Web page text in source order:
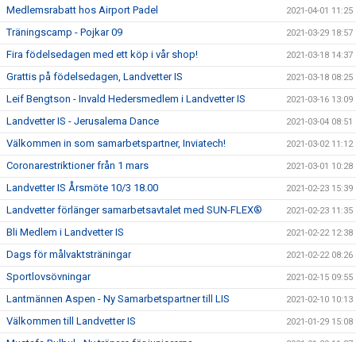
Medlemsrabatt hos Airport Padel 2021-04-01 11:25
Träningscamp - Pojkar 09 2021-03-29 18:57
Fira födelsedagen med ett köp i vår shop! 2021-03-18 14:37
Grattis på födelsedagen, Landvetter IS 2021-03-18 08:25
Leif Bengtson - Invald Hedersmedlem i Landvetter IS 2021-03-16 13:09
Landvetter IS - Jerusalema Dance 2021-03-04 08:51
Välkommen in som samarbetspartner, Inviatech! 2021-03-02 11:12
Coronarestriktioner från 1 mars 2021-03-01 10:28
Landvetter IS Årsmöte 10/3 18.00 2021-02-23 15:39
Landvetter förlänger samarbetsavtalet med SUN-FLEX® 2021-02-23 11:35
Bli Medlem i Landvetter IS 2021-02-22 12:38
Dags för målvaktsträningar 2021-02-22 08:26
Sportlovsövningar 2021-02-15 09:55
Lantmännen Aspen - Ny Samarbetspartner till LIS 2021-02-10 10:13
Välkommen till Landvetter IS 2021-01-29 15:08